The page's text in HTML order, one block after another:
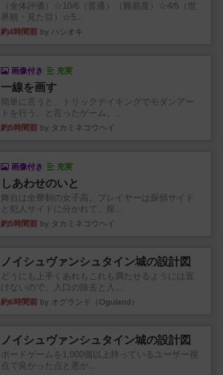
（全体評価）☆10/6（普通）（難易度）☆4/5（世
界観・見た目）☆5...
約4時間前 by ハシオキ
画像付き 充実
一線を画す
簡単に言うと、トリックテイキングでモダンアー
トを行う、と言ったゲーム。...
約5時間前 by タカミネコウヘイ
画像付き 充実
しあわせのいと
舞台は全寮制の女子高。プレイヤーは探偵サイド
と犯人サイドに分かれて、探...
約5時間前 by タカミネコウヘイ
ノイシュヴァンシュタイン城の設計図
どうにも上手くあれもこれも満たせるようには置
けないので、入口の除去と入...
約6時間前 by オグランド（Oguland）
ノイシュヴァンシュタイン城の設計図
ボードゲームを1,000個以上持っているユーザー視
点で良かった点と悪か...